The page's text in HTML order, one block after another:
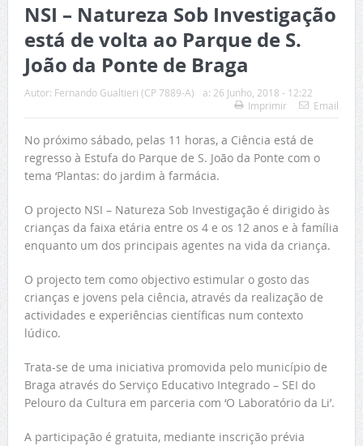
NSI – Natureza Sob Investigação
está de volta ao Parque de S.
João da Ponte de Braga
Autor: Fernando Gualtieri (CP 7889-A) a: 26 Junho, 2018 - 12:22
Imprimir
Email
No próximo sábado, pelas 11 horas, a Ciência está de
regresso à Estufa do Parque de S. João da Ponte com o
tema ‘Plantas: do jardim à farmácia.
O projecto NSI – Natureza Sob Investigação é dirigido às
crianças da faixa etária entre os 4 e os 12 anos e à família
enquanto um dos principais agentes na vida da criança.
O projecto tem como objectivo estimular o gosto das
crianças e jovens pela ciência, através da realização de
actividades e experiências científicas num contexto
lúdico.
Trata-se de uma iniciativa promovida pelo município de
Braga através do Serviço Educativo Integrado – SEI do
Pelouro da Cultura em parceria com ‘O Laboratório da Li’.
A participação é gratuita, mediante inscrição prévia